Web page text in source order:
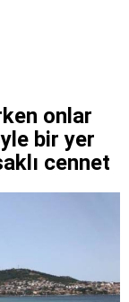
onlar
bir yer
cennet